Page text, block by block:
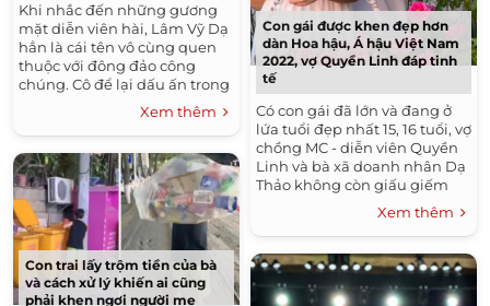
Khi nhắc đến những gương
mặt diễn viên hài, Lâm Vỹ Dạ
hẳn là cái tên vô cùng quen
thuộc với đông đảo công
chúng. Cô để lại dấu ấn trong
lòng người hâm mộ bởi sự
xinh đẹp, duyên dáng....
Xem thêm
Con trai lấy trộm tiền của bà
và cách xử lý khiến ai cũng
phải khen ngợi người mẹ
Con gái được khen đẹp hơn
dàn Hoa hậu, Á hậu Việt Nam
2022, vợ Quyền Linh đáp tinh
tế
Có con gái đã lớn và đang ở
lứa tuổi đẹp nhất 15, 16 tuổi, vợ
chồng MC - diễn viên Quyền
Linh và bà xã doanh nhân Dạ
Thảo không còn giấu giếm
khoảng thời gian gần đây,...
Xem thêm